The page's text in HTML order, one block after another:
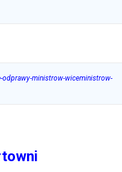
ministrow-wiceministrow-